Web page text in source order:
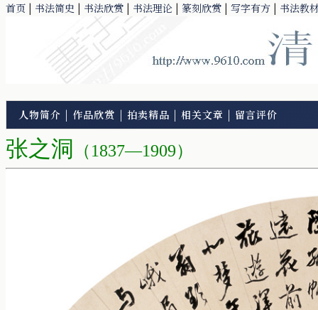
首页 | 书法简史 | 书法欣赏 | 书法理论 | 篆刻欣赏 | 写字有方 | 书法教
人物简介 | 作品欣赏 | 拍卖精品 | 相关文章 | 留言评价
张之洞 （1837—1909）